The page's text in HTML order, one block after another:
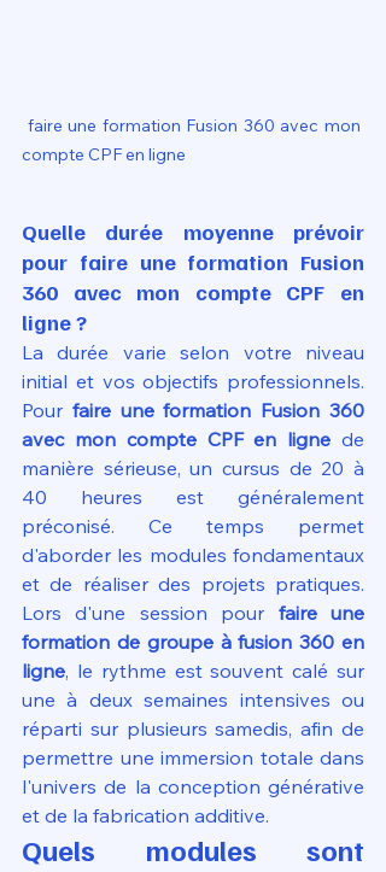
faire une formation Fusion 360 avec mon
compte CPF en ligne
Quelle durée moyenne prévoir
pour faire une formation Fusion
360 avec mon compte CPF en
ligne ?
La durée varie selon votre niveau
initial et vos objectifs professionnels.
Pour faire une formation Fusion 360
avec mon compte CPF en ligne de
manière sérieuse, un cursus de 20 à
40 heures est généralement
préconisé. Ce temps permet
d'aborder les modules fondamentaux
et de réaliser des projets pratiques.
Lors d'une session pour faire une
formation de groupe à fusion 360 en
ligne, le rythme est souvent calé sur
une à deux semaines intensives ou
réparti sur plusieurs samedis, afin de
permettre une immersion totale dans
l'univers de la conception générative
et de la fabrication additive.
Quels modules sont